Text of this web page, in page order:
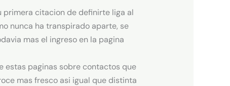
primera citacion de definirte liga al
nunca ha transpirado aparte, se
mas el ingreso en la pagina
estas paginas sobre contactos que
mas fresco asi igual que distinta